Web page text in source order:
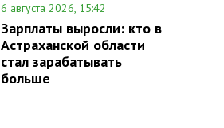
6 августа 2026, 15:42
Зарплаты выросли: кто в
Астраханской области
стал зарабатывать
больше